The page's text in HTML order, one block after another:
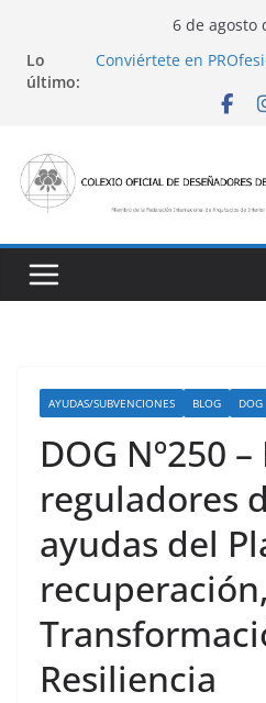
contenido
6 de agosto
Lo
último:
Conviértete en
Ayudas para mejoras
San Marcial 2025
AYUDAS/SUBVENCIONES BLOG DOG
DOG Nº250 –
reguladores
ayudas del
recuperación,
Resiliencia